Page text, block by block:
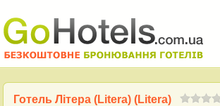
Готель Літера (Litera) (Litera)